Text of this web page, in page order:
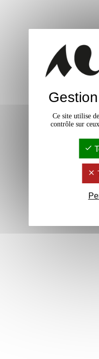
Ce site utilise
contrôle sur